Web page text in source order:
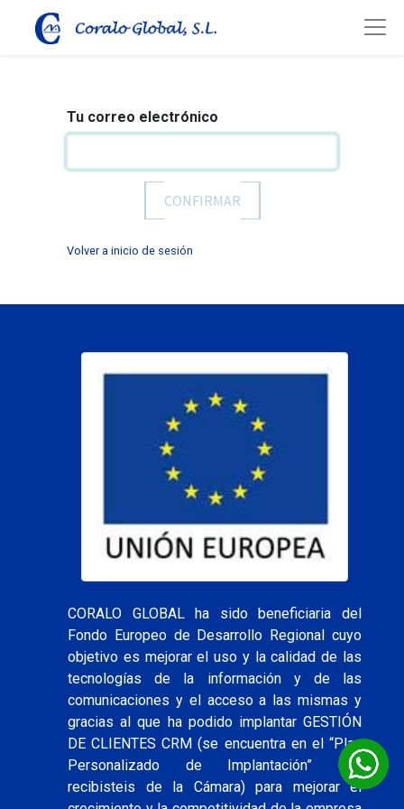
Tu correo electrónico
CONFIRMAR
Volver a inicio de sesión
CORALO GLOBAL ha sido beneficiaria del
Fondo Europeo de Desarrollo Regional cuyo
objetivo es mejorar el uso y la calidad de las
tecnologías de la información y de las
comunicaciones y el acceso a las mismas y
gracias al que ha podido implantar GESTIÓN
DE CLIENTES CRM (se encuentra en el “Plan
Personalizado de Implantación” que
recibisteis de la Cámara) para mejorar el